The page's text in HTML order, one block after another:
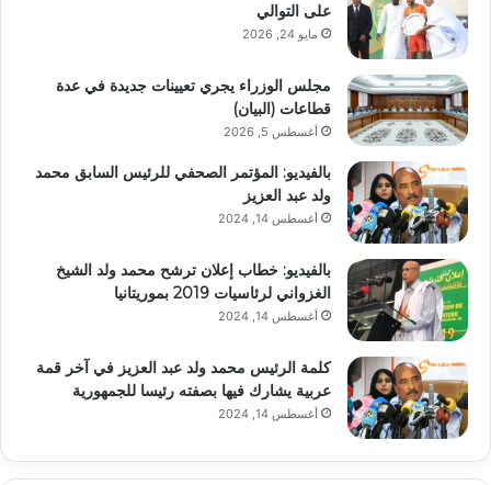
على التوالي
مايو 24, 2026
مجلس الوزراء يجري تعيينات جديدة في عدة
قطاعات (البيان)
أغسطس 5, 2026
بالفيديو: المؤتمر الصحفي للرئيس السابق محمد
ولد عبد العزيز
أغسطس 14, 2024
بالفيديو: خطاب إعلان ترشح محمد ولد الشيخ
الغزواني لرئاسيات 2019 بموريتانيا
أغسطس 14, 2024
كلمة الرئيس محمد ولد عبد العزيز في آخر قمة
عربية يشارك فيها بصفته رئيسا للجمهورية
أغسطس 14, 2024